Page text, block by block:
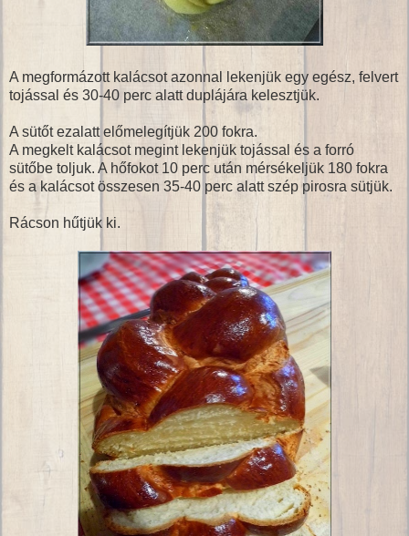
A megformázott kalácsot azonnal lekenjük egy egész, felvert
tojással és 30-40 perc alatt duplájára kelesztjük.
A sütőt ezalatt előmelegítjük 200 fokra.
A megkelt kalácsot megint lekenjük tojással és a forró
sütőbe toljuk. A hőfokot 10 perc után mérsékeljük 180 fokra
és a kalácsot összesen 35-40 perc alatt szép pirosra sütjük.
Rácson hűtjük ki.